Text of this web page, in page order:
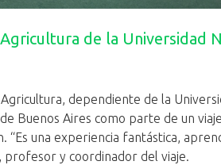
de la Universidad
dependiente de la
Buenos Aires como parte de un
una experiencia fantástica,
profesor y coordinador del viaje.